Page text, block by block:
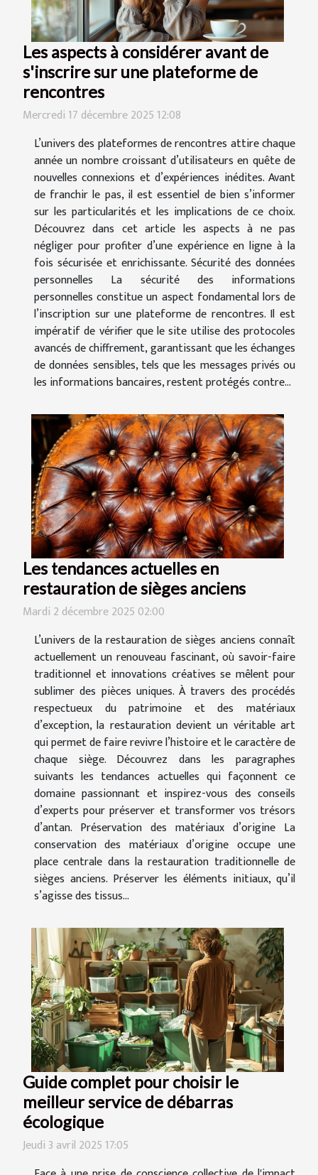
Les aspects à considérer avant de
s'inscrire sur une plateforme de
rencontres
Mercredi 17 décembre 2025 12:08
L’univers des plateformes de rencontres attire chaque
année un nombre croissant d’utilisateurs en quête de
nouvelles connexions et d’expériences inédites. Avant
de franchir le pas, il est essentiel de bien s’informer
sur les particularités et les implications de ce choix.
Découvrez dans cet article les aspects à ne pas
négliger pour profiter d’une expérience en ligne à la
fois sécurisée et enrichissante. Sécurité des données
personnelles La sécurité des informations
personnelles constitue un aspect fondamental lors de
l’inscription sur une plateforme de rencontres. Il est
impératif de vérifier que le site utilise des protocoles
avancés de chiffrement, garantissant que les échanges
de données sensibles, tels que les messages privés ou
les informations bancaires, restent protégés contre...
Les tendances actuelles en
restauration de sièges anciens
Mardi 2 décembre 2025 02:00
L’univers de la restauration de sièges anciens connaît
actuellement un renouveau fascinant, où savoir-faire
traditionnel et innovations créatives se mêlent pour
sublimer des pièces uniques. À travers des procédés
respectueux du patrimoine et des matériaux
d’exception, la restauration devient un véritable art
qui permet de faire revivre l’histoire et le caractère de
chaque siège. Découvrez dans les paragraphes
suivants les tendances actuelles qui façonnent ce
domaine passionnant et inspirez-vous des conseils
d’experts pour préserver et transformer vos trésors
d’antan. Préservation des matériaux d’origine La
conservation des matériaux d’origine occupe une
place centrale dans la restauration traditionnelle de
sièges anciens. Préserver les éléments initiaux, qu’il
s’agisse des tissus...
Guide complet pour choisir le
meilleur service de débarras
écologique
Jeudi 3 avril 2025 17:05